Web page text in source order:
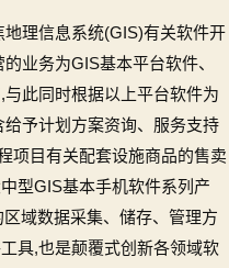
的
定
位
与
标
AR
GIS
理信息系统(GIS)有关软件开
业务为GIS基本平台软件、
此同时根据以上平台软件为
予计划方案资询、服务支持
项目有关配套设施商品的售卖
型GIS基本手机软件系列产
域数据采集、储存、管理方
具,也是颠覆式创新各领域软